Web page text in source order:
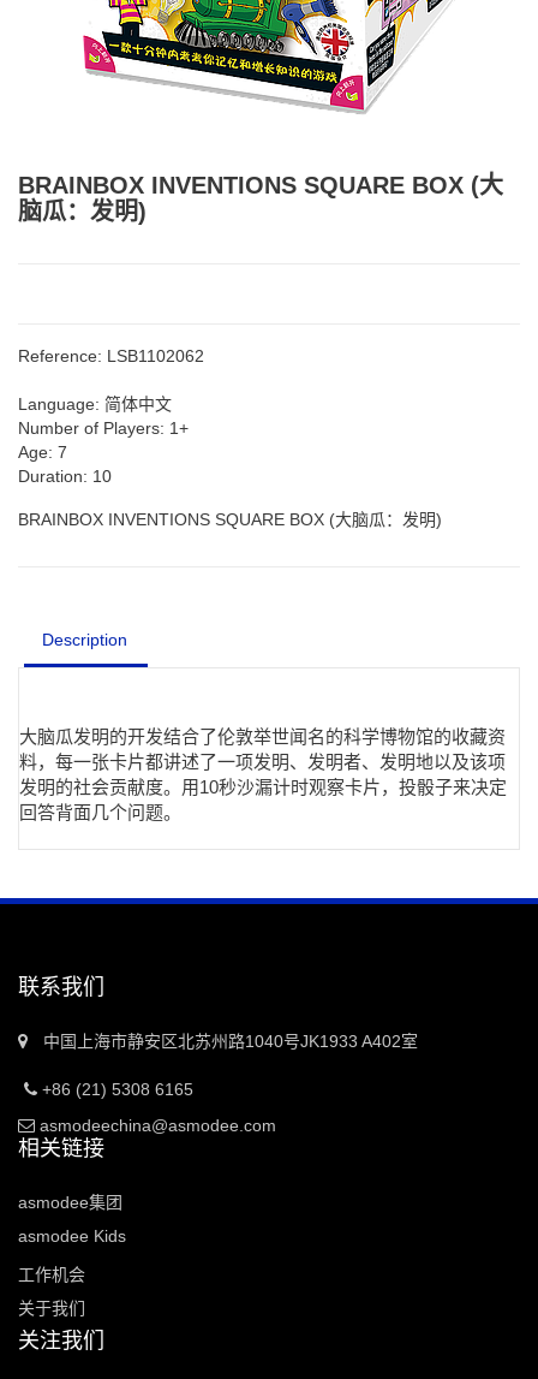
BRAINBOX INVENTIONS SQUARE BOX (大
脑瓜：发明)
Reference: LSB1102062
Language: 简体中文
Number of Players: 1+
Age: 7
Duration: 10
BRAINBOX INVENTIONS SQUARE BOX (大脑瓜：发明)
Description
大脑瓜发明的开发结合了伦敦举世闻名的科学博物馆的收藏资
料，每一张卡片都讲述了一项发明、发明者、发明地以及该项
发明的社会贡献度。用10秒沙漏计时观察卡片，投骰子来决定
回答背面几个问题。
联系我们
中国上海市静安区北苏州路1040号JK1933 A402室
+86 (21) 5308 6165
asmodeechina@asmodee.com
相关链接
asmodee集团
asmodee Kids
工作机会
关于我们
关注我们